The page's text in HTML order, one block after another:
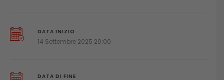
DATA INIZIO
14 Settembre 2025 20:00
DATA DI FINE